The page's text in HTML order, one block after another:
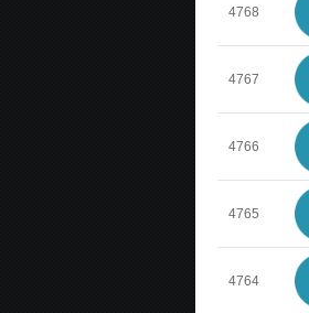
4768
4767
4766
4765
4764